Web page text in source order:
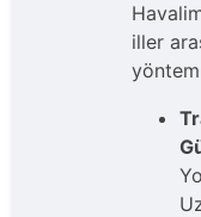
iller